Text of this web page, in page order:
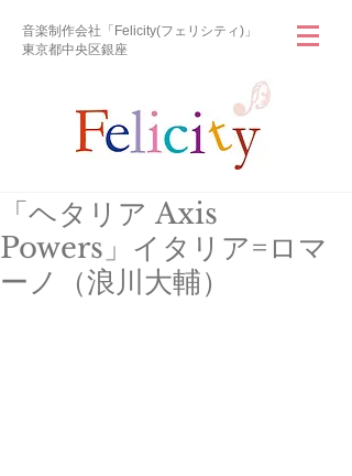
音楽制作会社「Felicity(フェリシティ)」
東京都中央区銀座
「ヘタリア Axis
Powers」イタリア=ロマ
ーノ（浪川大輔）